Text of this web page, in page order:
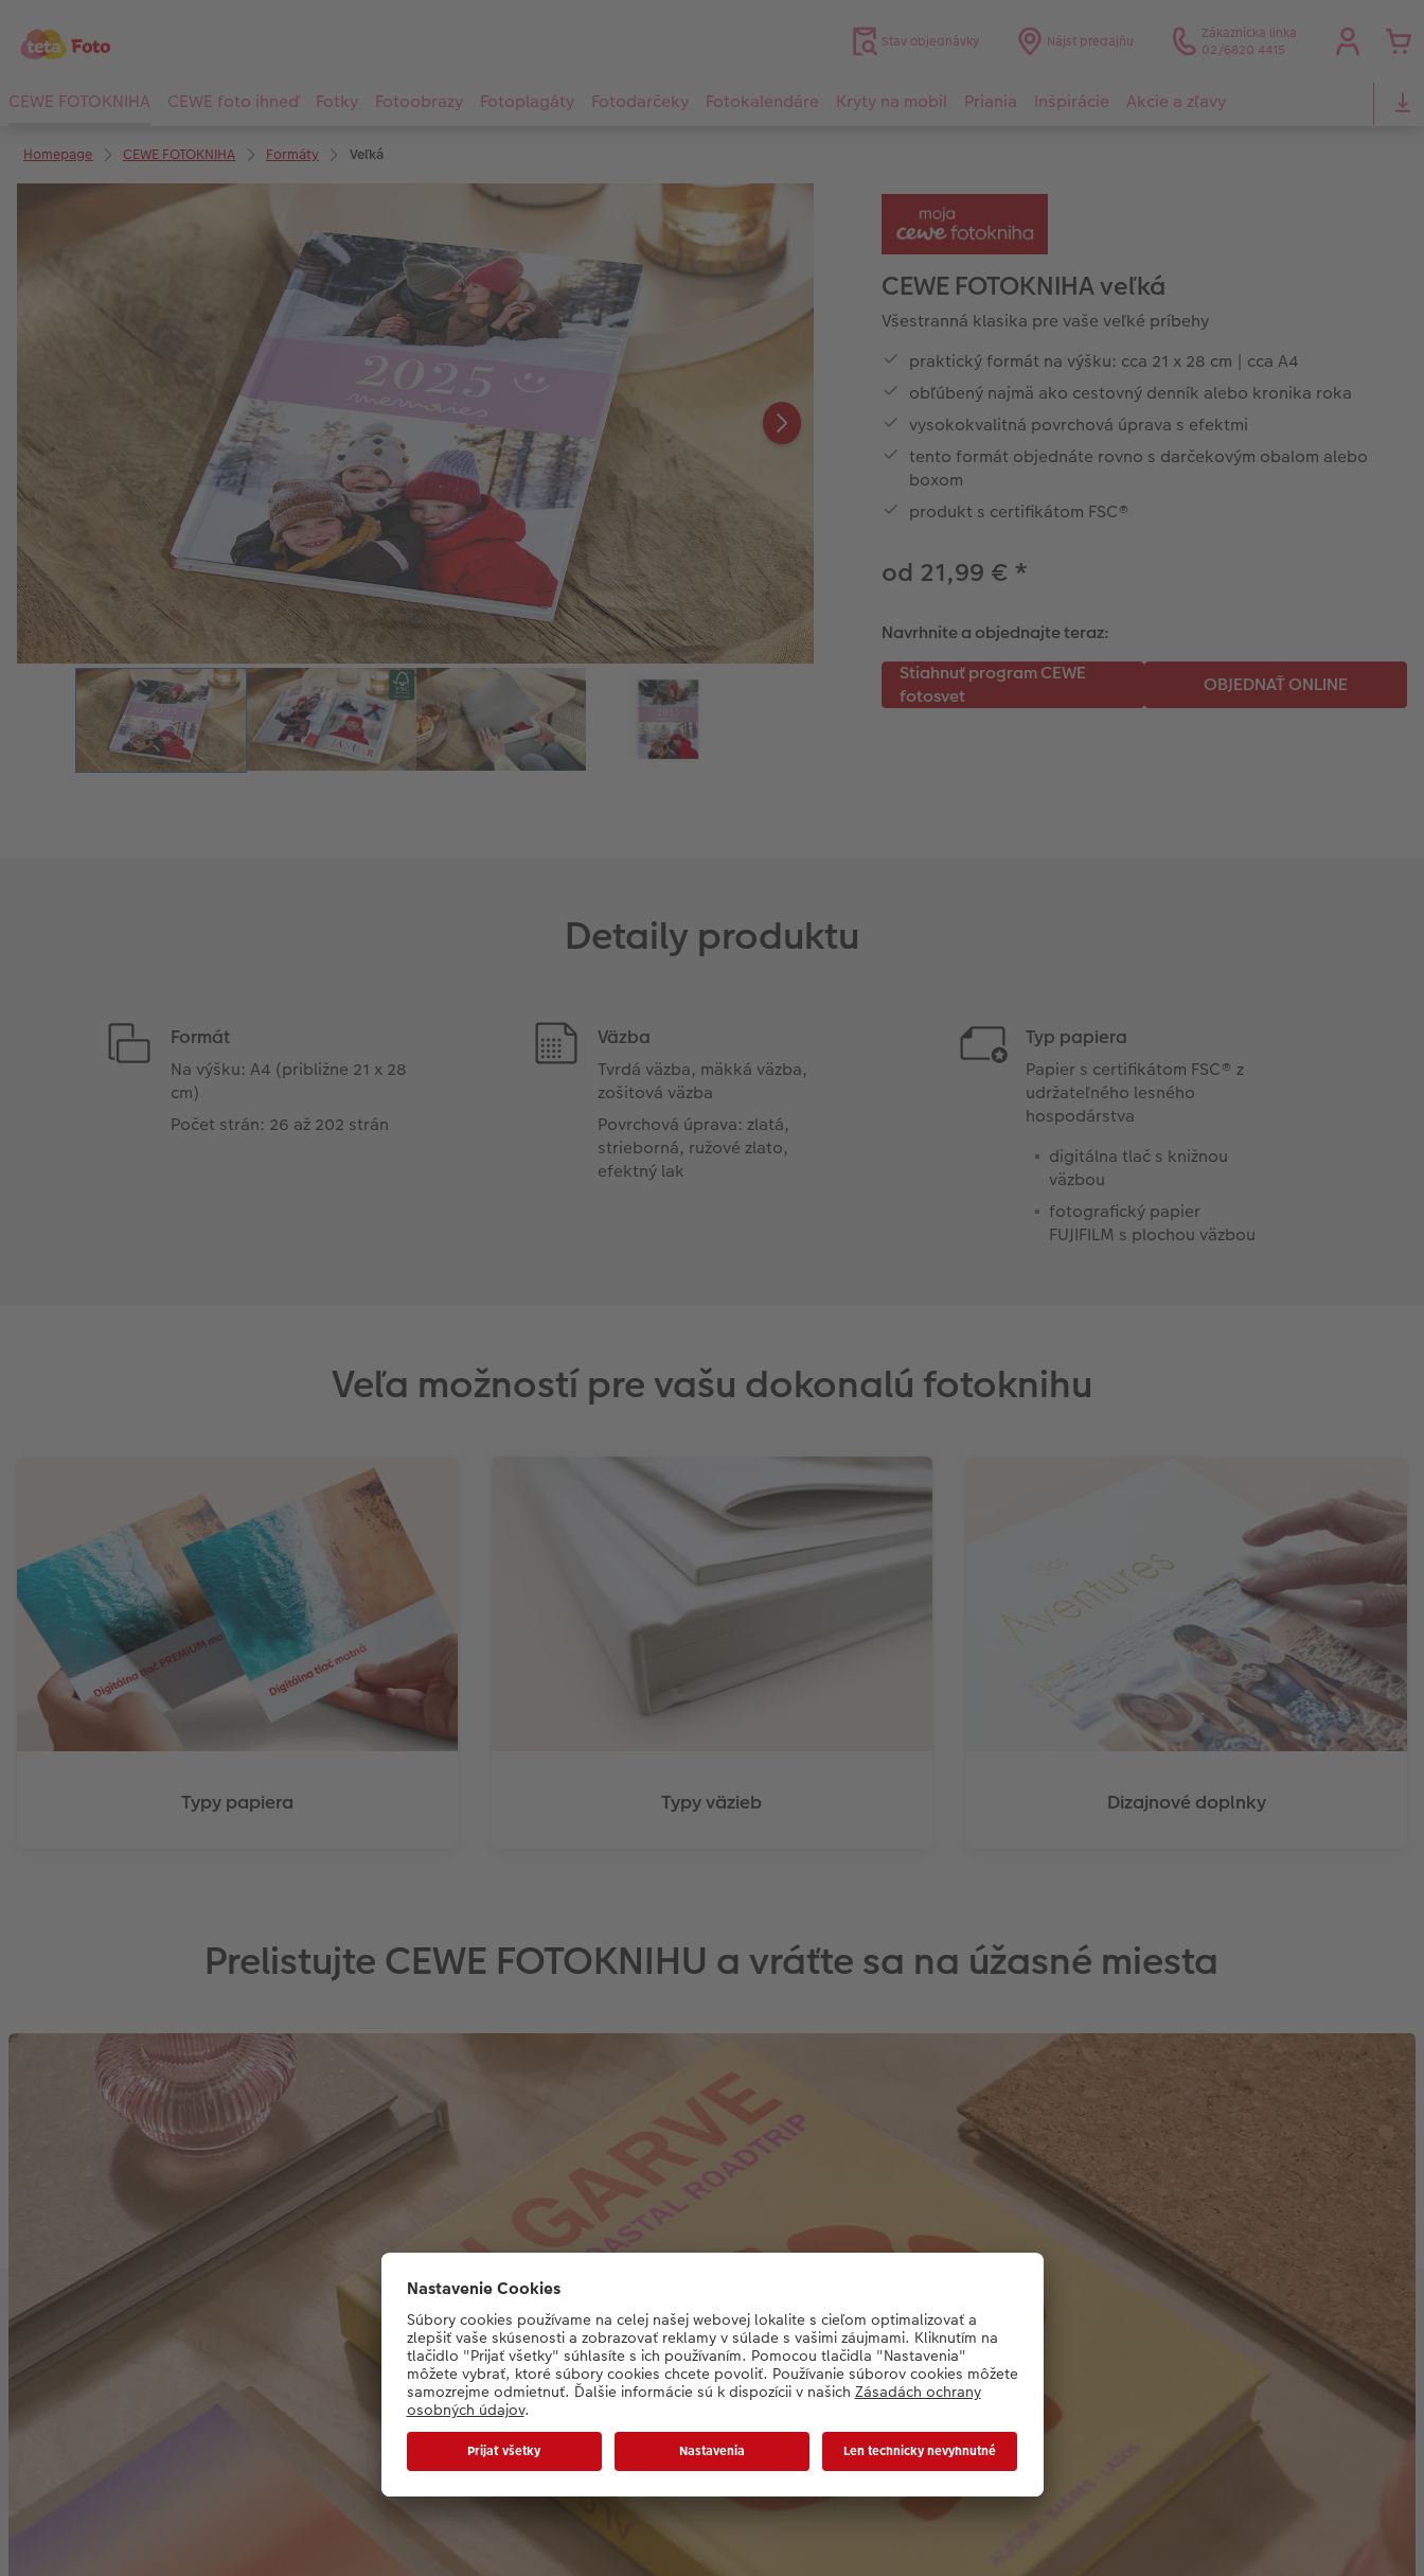
Stav objednávky Nájsť predajňu
Zákaznícka linka
02/6820 4415
CEWE FOTOKNIHA CEWE foto ihneď Fotky Fotoobrazy Fotoplagáty Fotodarčeky Fotokalendáre Kryty na mobil Priania Inšpirácie Akcie a zľavy
Homepage CEWE FOTOKNIHA Formáty Veľká
CEWE FOTOKNIHA veľká
Všestranná klasika pre vaše veľké príbehy
praktický formát na výšku: cca 21 x 28 cm | cca A4
obľúbený najmä ako cestovný denník alebo kronika roka
vysokokvalitná povrchová úprava s efektmi
tento formát objednáte rovno s darčekovým obalom alebo
boxom
produkt s certifikátom FSC®
od 21,99 € *
Navrhnite a objednajte teraz:
Detaily produktu
Formát
Na výšku: A4 (približne 21 x 28
cm)
Počet strán: 26 až 202 strán
Väzba
Tvrdá väzba, mäkká väzba,
zošitová väzba
Povrchová úprava: zlatá,
strieborná, ružové zlato,
efektný lak
Typ papiera
Papier s certifikátom FSC® z
udržateľného lesného
hospodárstva
digitálna tlač s knižnou
väzbou
fotografický papier
FUJIFILM s plochou väzbou
Veľa možností pre vašu dokonalú fotoknihu
Typy papiera Typy väzieb Dizajnové doplnky
Prelistujte CEWE FOTOKNIHU a vráťte sa na úžasné miesta